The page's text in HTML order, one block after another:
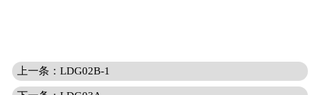
上一条：LDG02B-1